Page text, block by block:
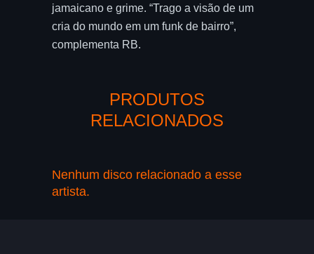
jamaicano e grime. “Trago a visão de um
cria do mundo em um funk de bairro”,
complementa RB.
PRODUTOS
RELACIONADOS
Nenhum disco relacionado a esse
artista.